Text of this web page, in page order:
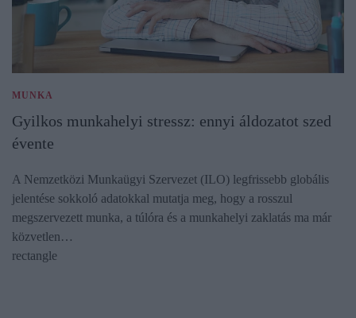
MUNKA
Gyilkos munkahelyi stressz: ennyi áldozatot szed
évente
A Nemzetközi Munkaügyi Szervezet (ILO) legfrissebb globális
jelentése sokkoló adatokkal mutatja meg, hogy a rosszul
megszervezett munka, a túlóra és a munkahelyi zaklatás ma már
közvetlen…
rectangle